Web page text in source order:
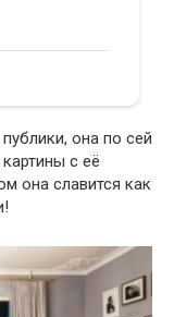
она по сей
с её
она славится как